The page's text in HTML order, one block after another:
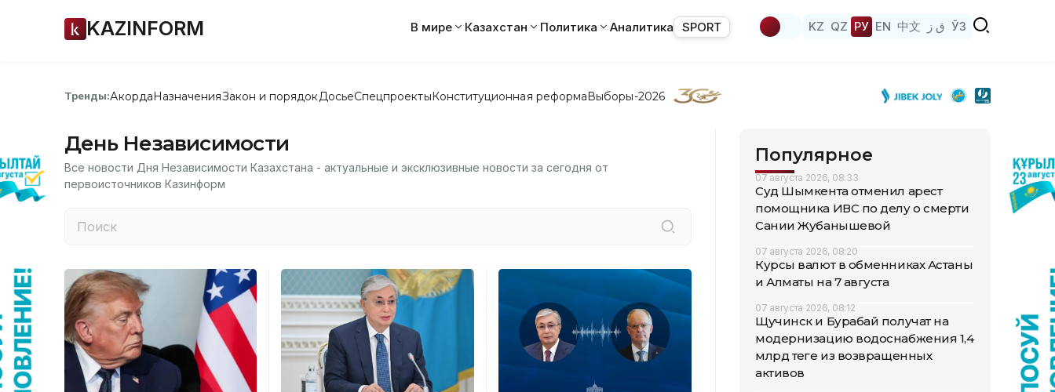
KAZINFORM В мире Казахстан Политика Аналитика SPORT KZ QZ РУ EN 中文 ق ز ЎЗ
Тренды:АкордаНазначенияЗакон и порядок ДосьеСпецпроектыКонституционная реформаВыборы-2026
День Независимости
Все новости Дня Независимости Казахстана - актуальные и эксклюзивные новости за сегодня от
первоисточников Казинформ
Популярное
07 августа 2026, 08:33
Суд Шымкента отменил арест
помощника ИВС по делу о смерти
Сании Жубанышевой
07 августа 2026, 08:20
Курсы валют в обменниках Астаны
и Алматы на 7 августа
07 августа 2026, 08:12
Щучинск и Бурабай получат на
модернизацию водоснабжения 1,4
млрд теңге из возвращенных
активов